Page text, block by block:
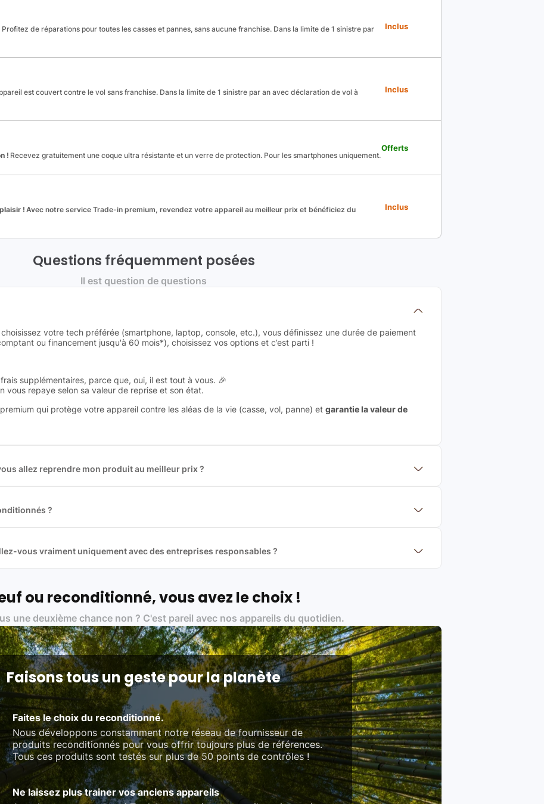
Profitez de réparations pour toutes les casses et pannes, sans aucune franchise. Dans la limite de 1 sinistre par
Inclus
est couvert contre le vol sans franchise. Dans la limite de 1 sinistre par an avec déclaration de vol à
Inclus
! Recevez gratuitement une coque ultra résistante et un verre de protection. Pour les smartphones uniquement.
Offerts
!Avec notre service Trade-in premium, revendez votre appareil au meilleur prix et bénéficiez du
Inclus
Questions fréquemment posées
Il est question de questions
choisissez votre tech préférée (smartphone, laptop, console, etc.), vous définissez une durée de paiement
ou financement jusqu'à 60 mois*), choisissez vos options et c’est parti !
supplémentaires, parce que, oui, il est tout à vous. 🎉
vous repaye selon sa valeur de reprise et son état.
qui protège votre appareil contre les aléas de la vie (casse, vol, panne) et garantie la valeur de
allez reprendre mon produit au meilleur prix ?
?
vous vraiment uniquement avec des entreprises responsables ?
nos partenaires :
des standards rigoureux (80 à 100 points de contrôle en fonction des produits)
et du référentiel QualiRepar (bonus réparation)
ou reconditionné, vous avez le choix !
une deuxième chance non ? C'est pareil avec nos appareils du quotidien.
Faisons tous un geste pour la planète
Faites le choix du reconditionné.
Nous développons constamment notre réseau de fournisseur de
produits reconditionnés pour vous offrir toujours plus de références.
Tous ces produits sont testés sur plus de 50 points de contrôles !
Ne laissez plus trainer vos anciens appareils